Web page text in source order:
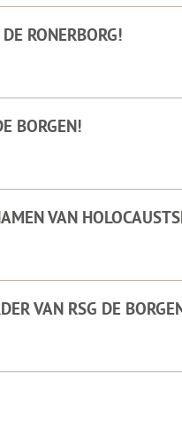
RONERBORG!
BORGEN!
VAN
VAN RSG DE